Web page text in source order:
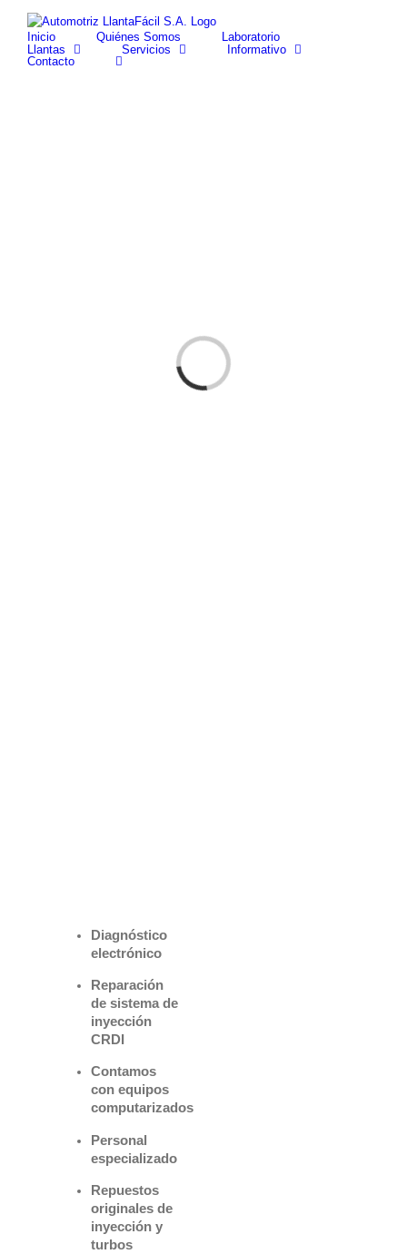
content
facebook
youtube
Inicio
Quiénes Somos
Laboratorio
Llantas
Servicios
Informativo
Contacto
Cargando...
Diagnóstico
electrónico
Reparación
de sistema de
inyección
CRDI
Contamos
con equipos
computarizados
Personal
especializado
Repuestos
originales de
inyección y
turbos